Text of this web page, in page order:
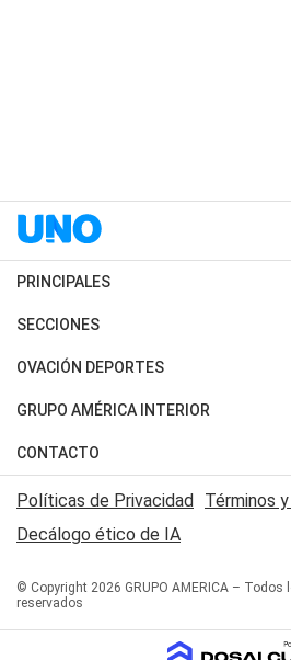
PRINCIPALES
Últimas Noticias
Política
Judiciales
Economia
SECCIONES
Horóscopo
Motores
Trucos caseros
Series y Películas
Edictos y Solicitadas
OVACIÓN DEPORTES
Fútbol
Mundial
Automovilismo
Rugby
Básquet
GRUPO AMÉRICA INTERIOR
Canal 7 en Vivo
San Juan 8
CONTACTO
Acerca de Nosotros
Contactanos
Políticas de Privacidad Términos
Decálogo ético de IA
© Copyright 2026 GRUPO AMERICA – Todos
reservados